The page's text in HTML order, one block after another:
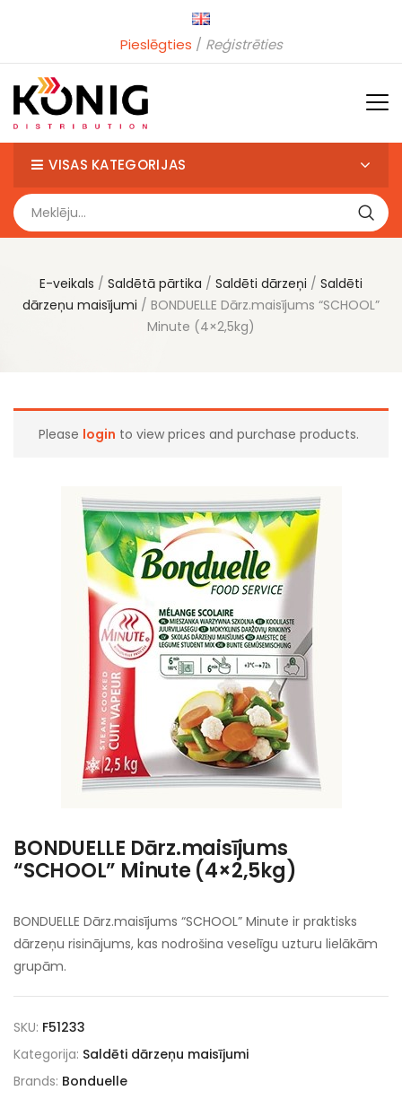
Pieslēgties Reģistrēties
VISAS KATEGORIJAS
E-veikals Saldētā pārtika Saldēti dārzeņi
Saldēti
dārzeņu maisījumi
BONDUELLE Dārz.maisījums “SCHOOL”
Minute (4×2,5kg)
Please login to view prices and purchase products.
BONDUELLE Dārz.maisījums
“SCHOOL” Minute (4×2,5kg)
BONDUELLE Dārz.maisījums “SCHOOL” Minute ir praktisks
dārzeņu risinājums, kas nodrošina veselīgu uzturu lielākām
grupām.
SKU: F51233
Kategorija: Saldēti dārzeņu maisījumi
Brands: Bonduelle